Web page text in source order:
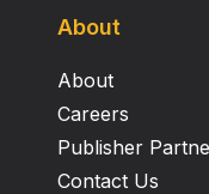
About
About
Careers
Publisher
Contact Us